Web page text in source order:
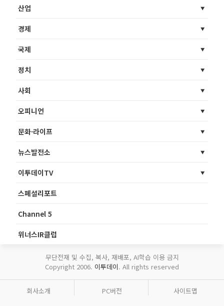
산업
경제
국제
정치
사회
오피니언
문화·라이프
뉴스발전소
이투데이TV
스페셜리포트
Channel 5
위너스IR클럽
무단전재 및 수집, 복사, 재배포, AI학습 이용 금지
Copyright 2006. 이투데이. All rights reserved
회사소개 PC버전 사이트맵